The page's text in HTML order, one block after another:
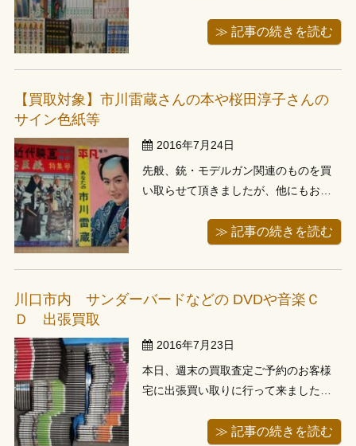
外環で伺いやすい立地になりますの
た。 お伺いし本棚を確認させて頂きま
すと、主に青年コミックのセットとア
ニメ関連の雑誌をお売りになりたいと
≫ 記事の続きを読む
【買取対象】市川雷蔵さんの本や桜田淳子さんの
サイン色紙等
2016年7月24日
先般、銃・モデルガン関連のものを買
い取らせて頂きましたが、他にもおも
載せます。 買取りさせて頂いたお客様
ったようで、市川雷蔵さん関連の本も
何点かございました。 雑誌類の買取に
つきましては、発行から２年以内のも
≫ 記事の続きを読む
川口市内 サンダーバードなどの DVDや音楽Ｃ
Ｄ 出張買取
2016年7月23日
本日、週末の買取査定ご予約のお客様
宅に出張買い取りに行って来ました。
で20分程で到着、最近は川口市内のご
≫ 記事の続きを読む